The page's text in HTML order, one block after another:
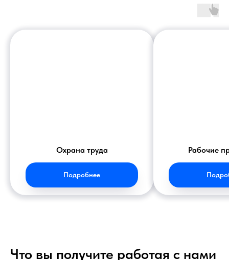
Охрана труда
Подробнее
Рабочие
Что вы получите работая с нами